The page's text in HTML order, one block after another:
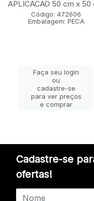
APLICACAO 50 cm x 50
Código: 472606
Embalagem: PECA
Faça seu login
ou
cadastre-se
para ver preços
e comprar
Cadastre-se
ofertas!